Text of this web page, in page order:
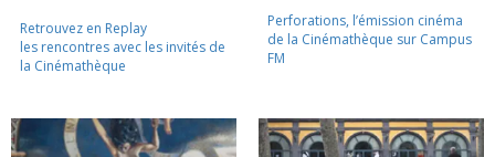
Retrouvez en Replay
les rencontres avec les invités de
la Cinémathèque
Perforations, l’émission cinéma
de la Cinémathèque sur Campus
FM